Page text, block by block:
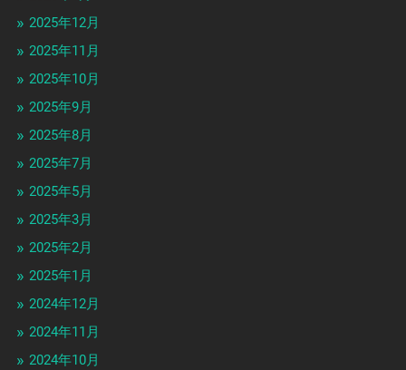
2025年12月
2025年11月
2025年10月
2025年9月
2025年8月
2025年7月
2025年5月
2025年3月
2025年2月
2025年1月
2024年12月
2024年11月
2024年10月